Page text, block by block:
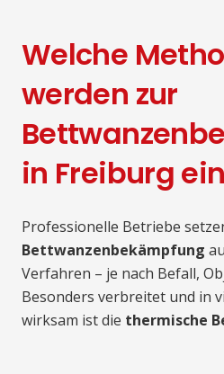
Welche
werden zur
in Freiburg
Professionelle Betriebe
Bettwanzenbekämpfung
Verfahren – je nach Befall,
Besonders verbreitet und in
wirksam ist die thermische